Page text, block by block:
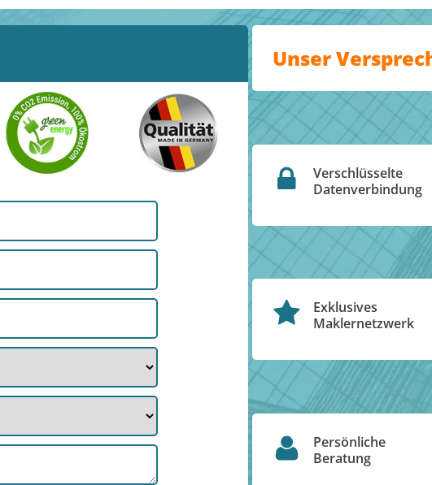
Unser
Verschlüsselte
Datenverbindung
Exklusives
Maklernetzwerk
Persönliche
Beratung